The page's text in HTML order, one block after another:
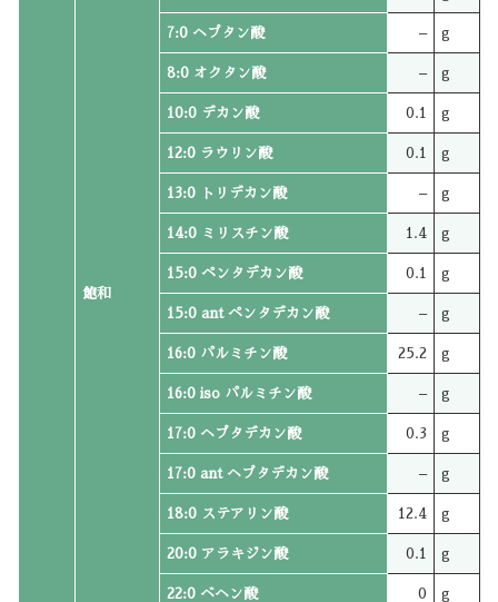
飽和
7:0 ヘプタン酸 – g
8:0 オクタン酸 – g
10:0 デカン酸 0.1 g
12:0 ラウリン酸 0.1 g
13:0 トリデカン酸 – g
14:0 ミリスチン酸 1.4 g
15:0 ペンタデカン酸 0.1 g
15:0 ant ペンタデカン酸 – g
16:0 パルミチン酸 25.2 g
16:0 iso パルミチン酸 – g
17:0 ヘプタデカン酸 0.3 g
17:0 ant ヘプタデカン酸 – g
18:0 ステアリン酸 12.4 g
20:0 アラキジン酸 0.1 g
22:0 ベヘン酸 0 g